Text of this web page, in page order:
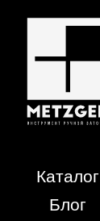
Каталог
Блог